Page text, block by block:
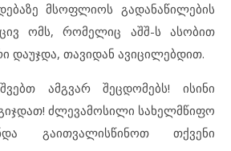
მსოფლიოს გადანაწილების
ომს, რომელიც აშშ-ს ასობით
თავიდან ავიცილებდით.
ამგვარ შეცდომებს! ისინი
ძლევამოსილი სახელმწიფო
გაითვალისწინოთ თქვენი